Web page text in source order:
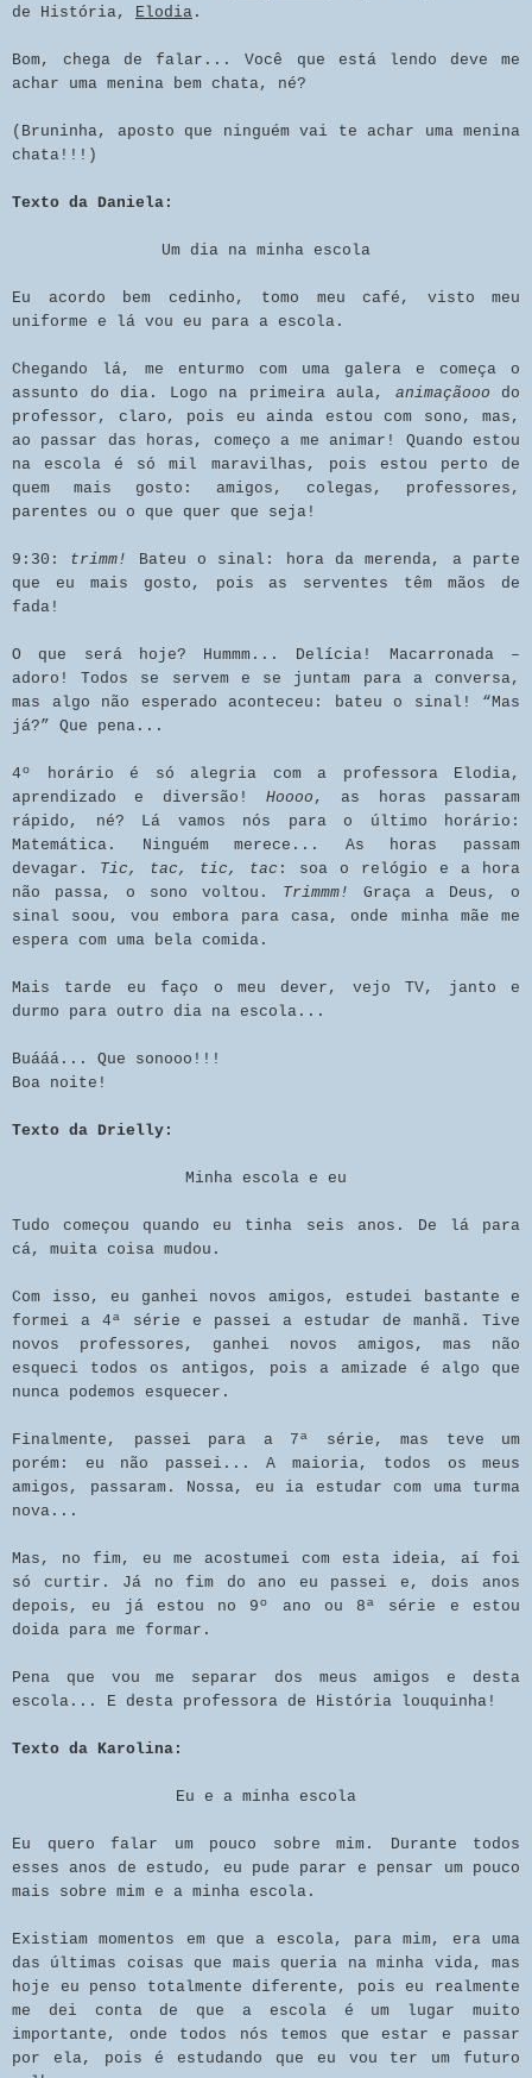
de História,
Elodia .
Bom, chega de falar... Você que está lendo deve me
achar uma menina bem chata, né?
(Bruninha, aposto que ninguém vai te achar uma menina
chata!!!)
Texto da Daniela:
Um dia na minha escola
Eu acordo bem cedinho, tomo meu café, visto meu
uniforme e lá vou eu para a escola.
Chegando lá, me enturmo com uma galera e começa o
assunto do dia. Logo na primeira aula, animaçãooo do
professor, claro, pois eu ainda estou com sono, mas,
ao passar das horas, começo a me animar! Quando estou
na escola é só mil maravilhas, pois estou perto de
quem mais gosto: amigos, colegas, professores,
parentes ou o que quer que seja!
9:30: trimm!
Bateu o sinal: hora da merenda, a parte
que eu mais gosto, pois as serventes têm mãos de
fada!
O que será hoje? Hummm... Delícia! Macarronada –
adoro! Todos se servem e se juntam para a conversa,
mas algo não esperado aconteceu: bateu o sinal! “Mas
já?” Que pena...
4º horário é só alegria com a professora Elodia,
aprendizado e diversão! Hoooo , as horas passaram
rápido, né? Lá vamos nós para o último horário:
Matemática. Ninguém merece... As horas passam
devagar. Tic, tac, tic, tac : soa o relógio e a hora
não passa, o sono voltou. Trimmm!
Graça a Deus, o
sinal soou, vou embora para casa, onde minha mãe me
espera com uma bela comida.
Mais tarde eu faço o meu dever, vejo TV, janto e
durmo para outro dia na escola...
Buááá... Que sonooo!!!
Boa noite!
Texto da Drielly:
Minha escola e eu
Tudo começou quando eu tinha seis anos. De lá para
cá, muita coisa mudou.
Com isso, eu ganhei novos amigos, estudei bastante e
formei a 4ª série e passei a estudar de manhã. Tive
novos professores, ganhei novos amigos, mas não
esqueci todos os antigos, pois a amizade é algo que
nunca podemos esquecer.
Finalmente, passei para a 7ª série, mas teve um
porém: eu não passei... A maioria, todos os meus
amigos, passaram. Nossa, eu ia estudar com uma turma
nova...
Mas, no fim, eu me acostumei com esta ideia, aí foi
só curtir. Já no fim do ano eu passei e, dois anos
depois, eu já estou no 9º ano ou 8ª série e estou
doida para me formar.
Pena que vou me separar dos meus amigos e desta
escola... E desta professora de História louquinha!
Texto da Karolina:
Eu e a minha escola
Eu quero falar um pouco sobre mim. Durante todos
esses anos de estudo, eu pude parar e pensar um pouco
mais sobre mim e a minha escola.
Existiam momentos em que a escola, para mim, era uma
das últimas coisas que mais queria na minha vida, mas
hoje eu penso totalmente diferente, pois eu realmente
me dei conta de que a escola é um lugar muito
importante, onde todos nós temos que estar e passar
por ela, pois é estudando que eu vou ter um futuro